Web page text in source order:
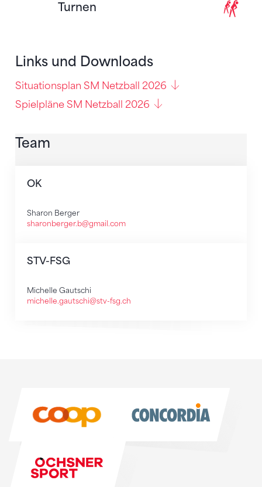
Turnen
Links und Downloads
Situationsplan SM Netzball 2026
Spielpläne SM Netzball 2026
Team
OK
Sharon Berger
sharonberger.b@gmail.com
STV-FSG
Michelle Gautschi
michelle.gautschi@stv-fsg.ch